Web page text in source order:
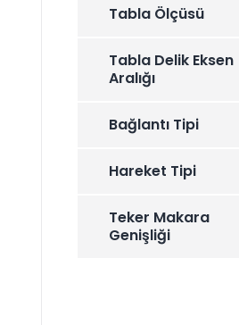
Tabla Ölçüsü
Tabla Delik Eksen
Aralığı
Bağlantı Tipi
Hareket Tipi
Teker Makara
Genişliği